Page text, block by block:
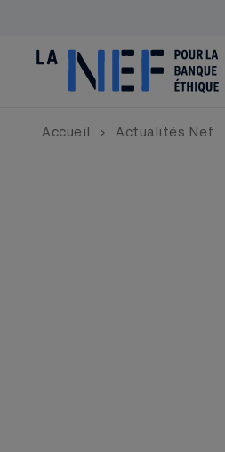
Accueil › Actualités Nef